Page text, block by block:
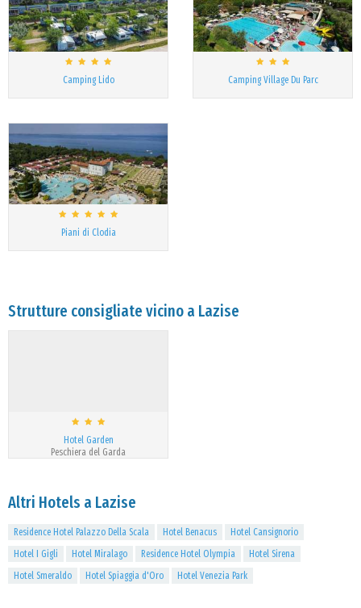
Camping Lido Camping Village Du Parc
Piani di Clodia
Strutture consigliate vicino a Lazise
Hotel Garden
Peschiera del Garda
Altri Hotels a Lazise
Residence Hotel Palazzo Della Scala Hotel Benacus
Hotel Cansignorio
Hotel I Gigli
Hotel Miralago Residence Hotel Olympia
Hotel Sirena
Hotel Smeraldo
Hotel Spiaggia d'Oro Hotel Venezia Park